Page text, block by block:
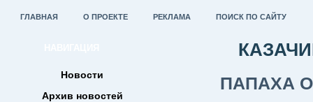
ГЛАВНАЯ О ПРОЕКТЕ РЕКЛАМА ПОИСК ПО САЙТУ
Новости
Архив новостей
ПАПАХА